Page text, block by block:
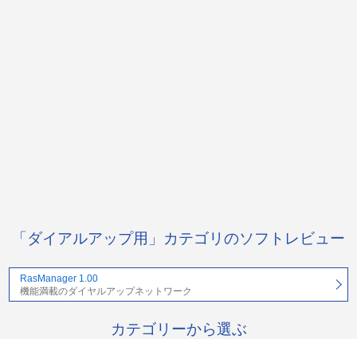
「ダイアルアップ用」カテゴリのソフトレビュー
RasManager 1.00
機能満載のダイヤルアップネットワーク
カテゴリーから選ぶ